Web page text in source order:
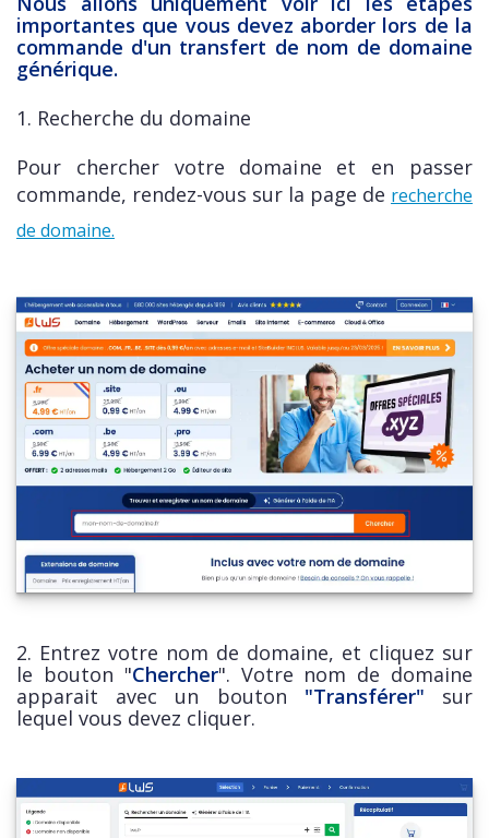
importantes que vous devez aborder lors de la
commande d'un transfert de nom de domaine
générique.
1. Recherche du domaine
Pour chercher votre domaine et en passer
commande, rendez-vous sur la page de recherche
de domaine.
2. Entrez votre nom de domaine, et cliquez sur
le bouton "Chercher". Votre nom de domaine
apparait avec un bouton "Transférer" sur
lequel vous devez cliquer.